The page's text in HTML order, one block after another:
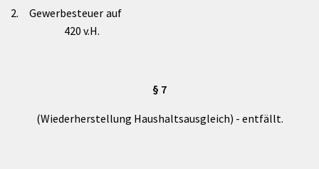
2. Gewerbesteuer auf
420 v.H.
§ 7
(Wiederherstellung Haushaltsausgleich) - entfällt.